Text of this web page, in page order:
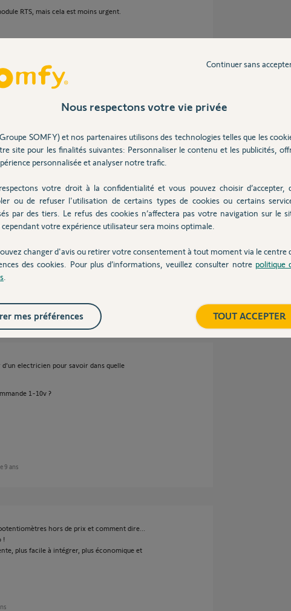
RTS, mais cela est moins urgent.
9 ans
le récepteur 1822420, c'est lui qui gère la
variation sans le câbler ça ne fonctionnera
dimables avec commande 1/10V seront
les LEDs, les lampes halogènes,
maximale de 500W. Je vous conseille de
un fonctionnement parfois étatique.
des télécommandes SMOOVE Origin IO.
ans
electricien pour savoir dans quelle
1-10v ?
9 ans
hors de prix et comment dire...
!
plus facile à intégrer, plus économique et
Nous respectons votre vie privée
SOMFY) et nos partenaires utilisons des technologies telles que les
site pour les finalités suivantes: Personnaliser le contenu et les publicités,
personnalisée et analyser notre trafic.
votre droit à la confidentialité et vous pouvez choisir d’accepter,
ou de refuser l'utilisation de certains types de cookies ou certains
par des tiers. Le refus des cookies n’affectera pas votre navigation sur le
votre expérience utilisateur sera moins optimale.
changer d'avis ou retirer votre consentement à tout moment via le centre
des cookies. Pour plus d’informations, veuillez consulter notre politique
Continuer sans
TOUT ACCEPTER
mes préférences